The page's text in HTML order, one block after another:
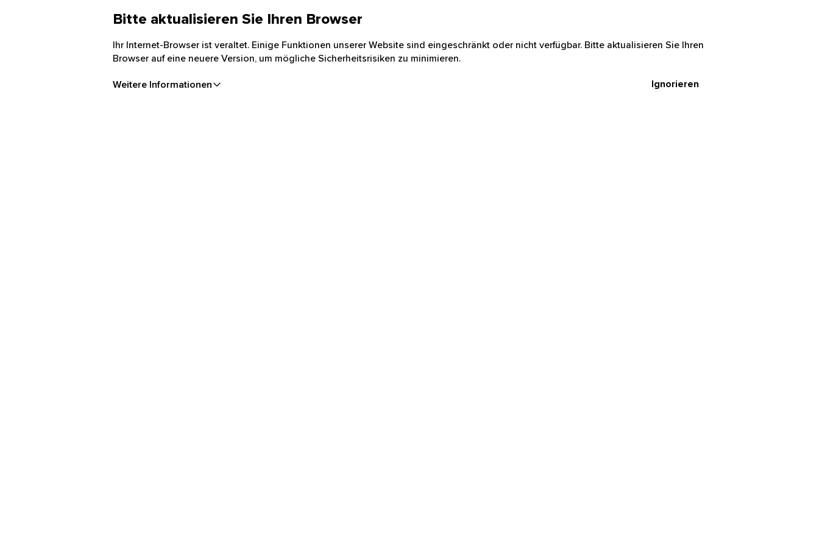
Bitte aktualisieren Sie Ihren Browser
Ihr Internet-Browser ist veraltet. Einige Funktionen unserer Website sind eingeschränkt oder nicht verfügbar. Bitte aktualisieren Sie Ihren
Browser auf eine neuere Version, um mögliche Sicherheitsrisiken zu minimieren.
Weitere Informationen Ignorieren